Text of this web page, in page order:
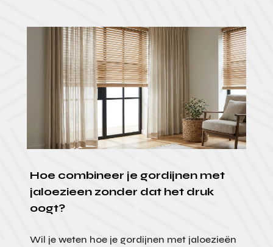
Hoe combineer je gordijnen met
jaloezieen zonder dat het druk
oogt?
Wil je weten hoe je gordijnen met jaloezieën